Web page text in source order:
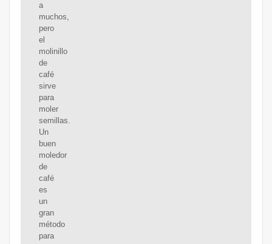
a
muchos,
pero
el
molinillo
de
café
sirve
para
moler
semillas.
Un
buen
moledor
de
café
es
un
gran
método
para